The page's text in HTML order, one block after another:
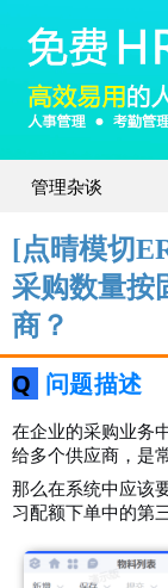
管理杂谈
[点晴模切
采购数量按
商？
Q 问题描述
在企业的采购业务
给多个供应商，是
那么在系统中应该
习配额下单中的